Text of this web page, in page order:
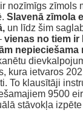
nozīmīgs zīmols
Slavenā zīmola
un līdz šim
vienas no tiem ir
nepieciešama
kura ietvaros
To klausītāji
9500
stāvokļa